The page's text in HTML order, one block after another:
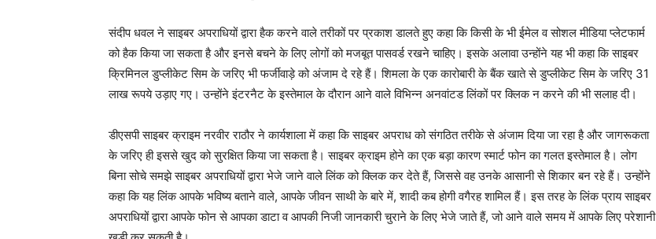
संदीप धवल ने साइबर अपराधियों द्वारा हैक करने वाले तरीकों पर प्रकाश डालते हुए कहा कि किसी के भी ईमेल व सोशल मीडिया प्लेटफार्म
को हैक किया जा सकता है और इनसे बचने के लिए लोगों को मजबूत पासवर्ड रखने चाहिए। इसके अलावा उन्होंने यह भी कहा कि साइबर
क्रिमिनल डुप्लीकेट सिम के जरिए भी फर्जीवाड़े को अंजाम दे रहे हैं। शिमला के एक कारोबारी के बैंक खाते से डुप्लीकेट सिम के जरिए 31
लाख रूपये उड़ाए गए। उन्होंने इंटरनैट के इस्तेमाल के दौरान आने वाले विभिन्न अनवांटड लिंकों पर क्लिक न करने की भी सलाह दी।
डीएसपी साइबर क्राइम नरवीर राठौर ने कार्यशाला में कहा कि साइबर अपराध को संगठित तरीके से अंजाम दिया जा रहा है और जागरूकता
के जरिए ही इससे खुद को सुरक्षित किया जा सकता है। साइबर क्राइम होने का एक बड़ा कारण स्मार्ट फोन का गलत इस्तेमाल है। लोग
बिना सोचे समझे साइबर अपराधियों द्वारा भेजे जाने वाले लिंक को क्लिक कर देते हैं, जिससे वह उनके आसानी से शिकार बन रहे हैं। उन्होंने
कहा कि यह लिंक आपके भविष्य बताने वाले, आपके जीवन साथी के बारे में, शादी कब होगी वगैरह शामिल हैं। इस तरह के लिंक प्राय साइबर
अपराधियों द्वारा आपके फोन से आपका डाटा व आपकी निजी जानकारी चुराने के लिए भेजे जाते हैं, जो आने वाले समय में आपके लिए परेशानी